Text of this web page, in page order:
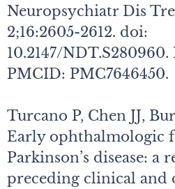
Neuropsychiatr Dis
2;16:2605-2612. doi:
10.2147/NDT.S280960.
PMCID: PMC7646450.
Turcano P, Chen JJ,
Early ophthalmologic
Parkinson’s disease: a
preceding clinical and